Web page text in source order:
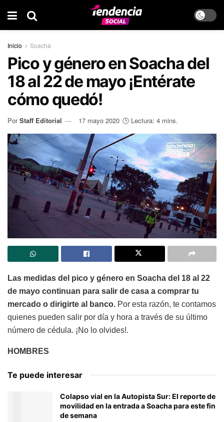
Inicio Soacha
Pico y género en Soacha del
18 al 22 de mayo ¡Entérate
cómo quedó!
Por Staff Editorial 17 mayo 2020 🕒 Lectura: 4 mins.
Las medidas del pico y género en Soacha del 18 al 22
de mayo continuan para salir de casa a comprar tu
mercado o dirigirte al banco. Por esta razón, te contamos
quienes pueden salir por día y hora a través de su último
número de cédula. ¡No lo olvides!.
HOMBRES
Te puede interesar
Colapso vial en la Autopista Sur: El reporte de
movilidad en la entrada a Soacha para este fin
de semana